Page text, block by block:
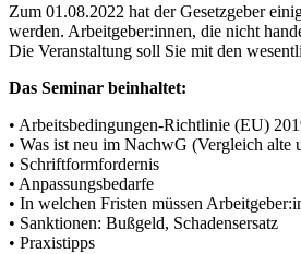
Zum 01.08.2022 hat der Gesetzgeber
werden. Arbeitgeber:innen, die nicht
Die Veranstaltung soll Sie mit den
Das Seminar beinhaltet:
• Arbeitsbedingungen-Richtlinie (EU)
• Was ist neu im NachwG (Vergleich alte
• Schriftformfordernis
• Anpassungsbedarfe
• In welchen Fristen müssen
• Sanktionen: Bußgeld, Schadensersatz
• Praxistipps